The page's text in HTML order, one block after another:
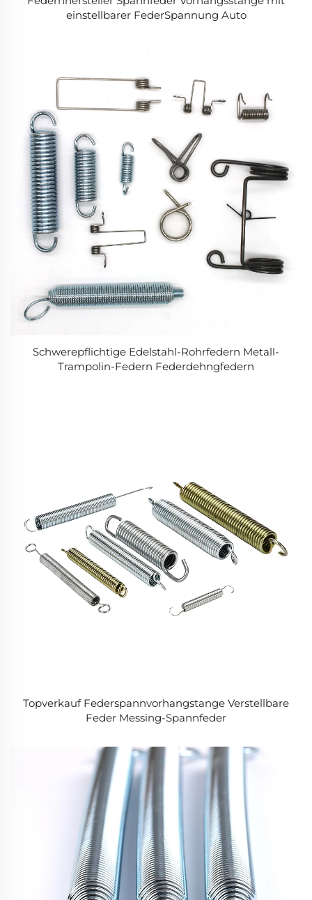
einstellbarer FederSpannung Auto
Schwerepflichtige Edelstahl-Rohrfedern Metall-
Trampolin-Federn Federdehngfedern
Topverkauf Federspannvorhangstange Verstellbare
Feder Messing-Spannfeder